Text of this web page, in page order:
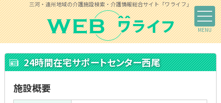
三河・遠州地域の介護施設検索・介護情報総合サイト「ワライフ」
24時間在宅サポートセンター西尾
施設概要